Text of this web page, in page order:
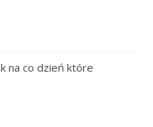
na co dzień które